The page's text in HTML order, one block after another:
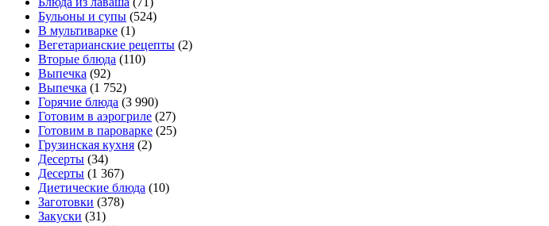
Бульоны и супы (524)
В мультиварке (1)
Вегетарианские рецепты (2)
Вторые блюда (110)
Выпечка (92)
Выпечка (1 752)
Горячие блюда (3 990)
Готовим в аэрогриле (27)
Готовим в пароварке (25)
Грузинская кухня (2)
Десерты (34)
Десерты (1 367)
Диетические блюда (10)
Заготовки (378)
Закуски (31)